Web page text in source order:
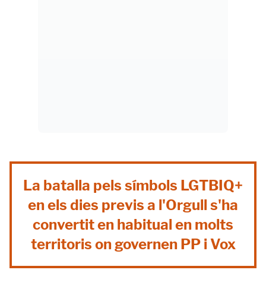
La batalla pels símbols LGTBIQ+
en els dies previs a l'Orgull s'ha
convertit en habitual en molts
territoris on governen PP i Vox